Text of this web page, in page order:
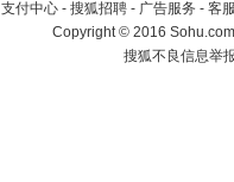
支付中心 - 搜狐招聘 - 广告服务 - 客
Copyright©2016
搜狐不良信息举